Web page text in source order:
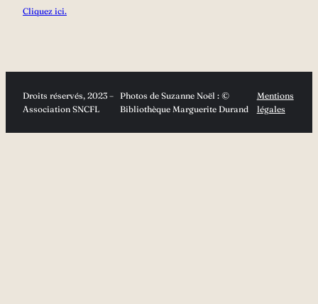
Cliquez ici.
Droits réservés, 2023 –
Association SNCFL
Photos de Suzanne Noël : ©
Bibliothèque Marguerite Durand
Mentions
légales